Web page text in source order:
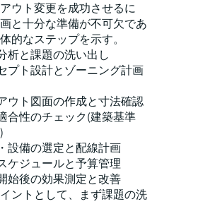
ウト変更を成功させるに
と十分な準備が不可欠であ
的なステップを示す。
析と課題の洗い出し
プト設計とゾーニング計画
ウト図面の作成と寸法確認
合性のチェック(建築基準
設備の選定と配線計画
ケジュールと予算管理
始後の効果測定と改善
ントとして、まず課題の洗